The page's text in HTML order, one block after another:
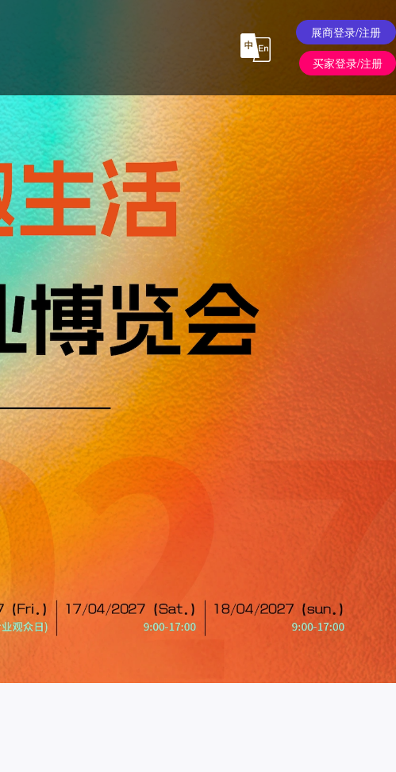
展商登录/注册
买家登录/注册